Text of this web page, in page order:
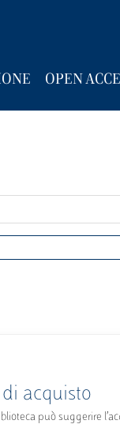
OPEN
di acquisto
può suggerire